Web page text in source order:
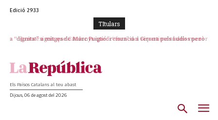
Edició 2933
TItulars
La “dignitat” a mitges de Marc Puigtió: renuncia a Girona pels àudios però
Junts exigeix que Catalunya quedi “fora” del repartiment dels menors
Els Països Catalans al teu abast
Dijous, 06 de agost del 2026